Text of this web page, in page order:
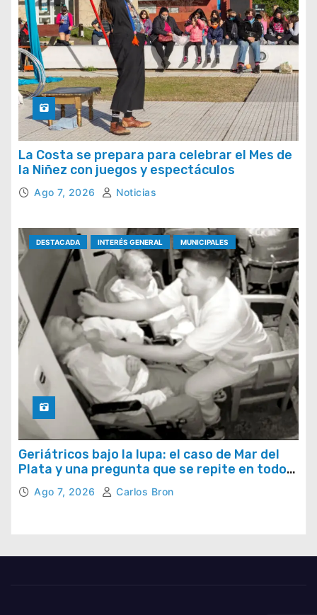
La Costa se prepara para celebrar el Mes de
la Niñez con juegos y espectáculos
Ago 7, 2026 Noticias
DESTACADA INTERÉS GENERAL MUNICIPALES
Geriátricos bajo la lupa: el caso de Mar del
Plata y una pregunta que se repite en todo
el país
Ago 7, 2026 Carlos Bron